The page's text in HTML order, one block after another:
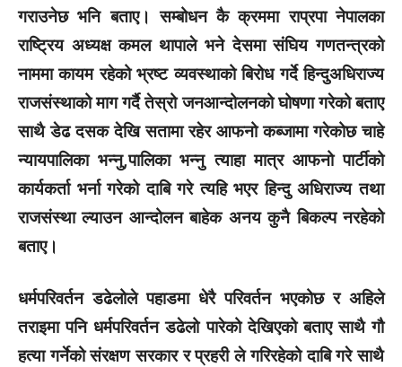
गराउनेछ भनि बताए। सम्बोधन कै क्रममा राप्रपा नेपालका
राष्ट्रिय अध्यक्ष कमल थापाले भने देसमा संघिय गणतन्त्रको
नाममा कायम रहेको भ्रष्ट व्यवस्थाको बिरोध गर्दे हिन्दुअधिराज्य
राजसंस्थाको माग गर्दै तेस्रो जनआन्दोलनको घोषणा गरेको बताए‌
साथै डेढ दसक देखि सतामा रहेर आफनो कब्जामा गरेकोछ चाहे
न्यायपालिका भन्नु,पालिका भन्नु त्याहा मात्र आफनो पार्टीको
कार्यकर्ता भर्ना गरेको दाबि गरे त्यहि भएर हिन्दु अधिराज्य तथा
राजसंस्था ल्याउन आन्दोलन बाहेक अनय कुनै बिकल्प नरहेको
बताए‌।
धर्मपरिवर्तन डढेलोले पहाडमा धेरै परिवर्तन भएकोछ र अहिले
तराइमा पनि धर्मपरिवर्तन डढेलो पारेको देखिएको बताए साथै गौ
हत्या गर्नेको संरक्षण सरकार र प्रहरी ले गरिरहेको दाबि गरे साथै